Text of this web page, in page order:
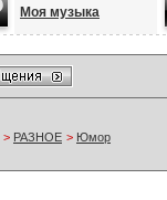
Моя музыка
> РАЗНОЕ > Юмор